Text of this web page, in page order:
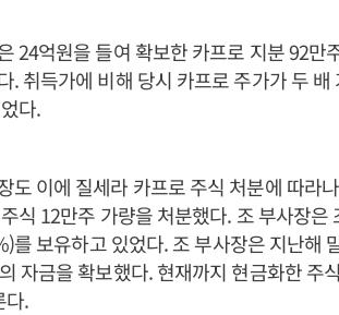
24억원을 들여 확보한 카프로 지분 92
. 취득가에 비해 당시 카프로 주가가 두
다.
도 이에 질세라 카프로 주식 처분에 따라
식 12만주 가량을 처분했다. 조 부사장
를 보유하고 있었다. 조 부사장은 지난해
자금을 확보했다. 현재까지 현금화한 주
다.